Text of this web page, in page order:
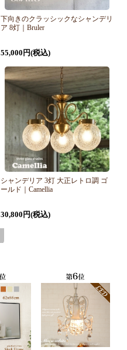
下向きのクラッシックなシャンデリ
ア 8灯｜Bruler
55,000円(税込)
シャンデリア 3灯 大正レトロ調 ゴ
ールド｜Camellia
30,800円(税込)